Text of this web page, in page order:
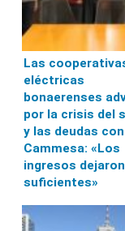
Las
eléctricas
bonaerenses
por la crisis del
y las deudas con
Cammesa: «Los
ingresos
suficientes»